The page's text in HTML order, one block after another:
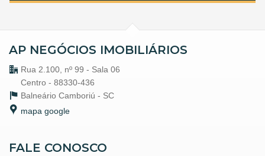
AP NEGÓCIOS IMOBILIÁRIOS
Rua 2.100, nº 99 - Sala 06
Centro - 88330-436
Balneário Camboriú - SC
mapa google
FALE CONOSCO